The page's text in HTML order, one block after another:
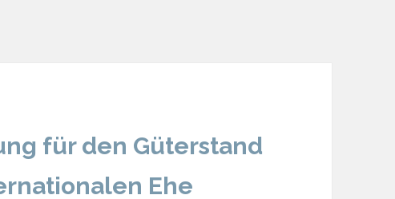
für den Güterstand
Ehe